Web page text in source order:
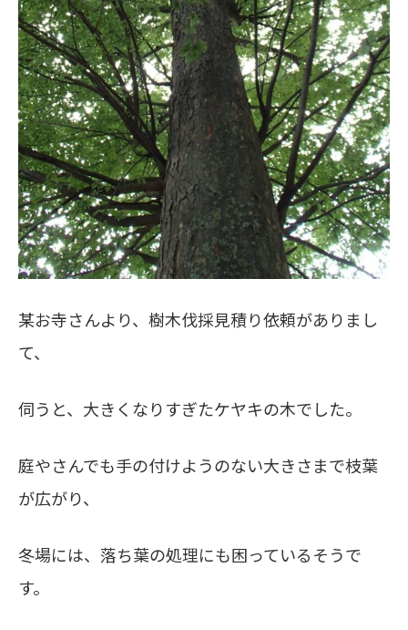
某お寺さんより、樹木伐採見積り依頼がありまし
て、
伺うと、大きくなりすぎたケヤキの木でした。
庭やさんでも手の付けようのない大きさまで枝葉
が広がり、
冬場には、落ち葉の処理にも困っているそうで
す。